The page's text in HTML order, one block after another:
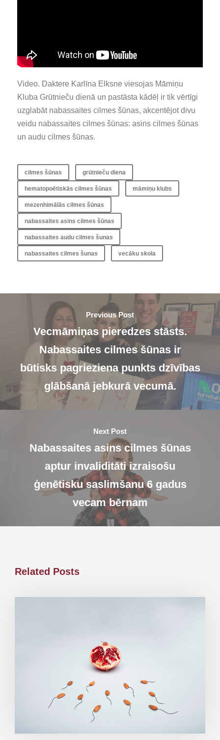
Video. Daktere Karlīna Elksne viesojas Māmiņu
Kluba Grūtnieču dienā un pastāsta kādēļ ir tik vērtīgi
uzglabāt nabassaites cilmes šūnas, akcentējot divu
veidu nabassaites cilmes šūnas: asins cilmes šūnas
un audu cilmes šūnas.
cilmes šūnas grūtnieču diena
hematopoētiskās cilmes šūnas māmiņu klubs
mezenhimālās cilmes šūnas
nabassaites asins cilmes šūnas
nabassaites audu cilmes šunas
nabassaites cilmes šunas vecāku skola
Previous Post
Vecmāmiņas pieredzes stāsts.
Nabassaites cilmes šūnas ir
būtisks pagrieziena punkts dzīvības
glābšanā jebkurā vecumā.
Next Post
Nabassaites asins cilmes šūnas
aptur invaliditāti izraisošu
ģenētisku saslimšanu 6 gadus
vecam bērnam
Related Posts